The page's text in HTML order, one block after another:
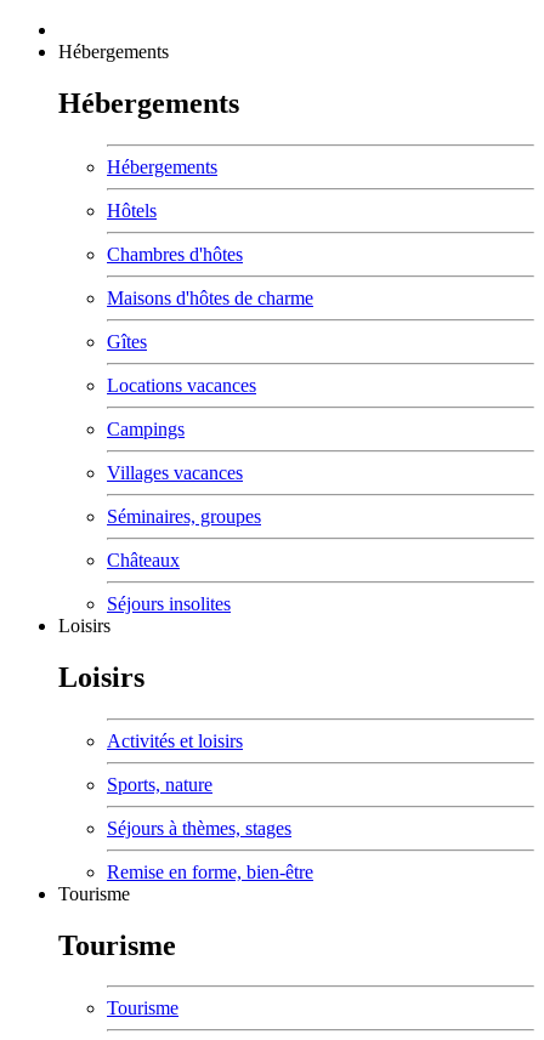
Hébergements
Hébergements
Hébergements
Hôtels
Chambres d'hôtes
Maisons d'hôtes de charme
Gîtes
Locations vacances
Campings
Villages vacances
Séminaires, groupes
Châteaux
Séjours insolites
Loisirs
Loisirs
Activités et loisirs
Sports, nature
Séjours à thèmes, stages
Remise en forme, bien-être
Tourisme
Tourisme
Tourisme